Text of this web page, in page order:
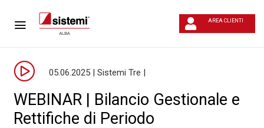
AREA CLIENTI
05.06.2025 | Sistemi Tre |
WEBINAR | Bilancio Gestionale e
Rettifiche di Periodo